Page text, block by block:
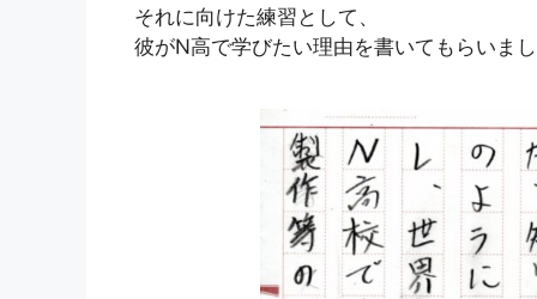
それに向けた練習として、
彼がN高で学びたい理由を書いてもらいま